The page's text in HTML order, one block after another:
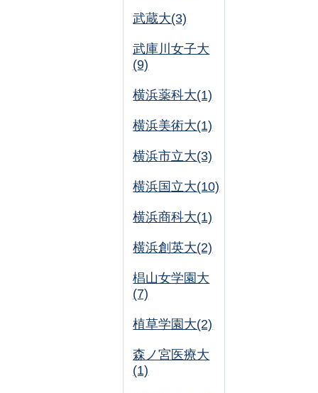
武蔵大(3)
武庫川女子大
(9)
横浜薬科大(1)
横浜美術大(1)
横浜市立大(3)
横浜国立大(10)
横浜商科大(1)
横浜創英大(2)
椙山女学園大
(7)
植草学園大(2)
森ノ宮医療大
(1)